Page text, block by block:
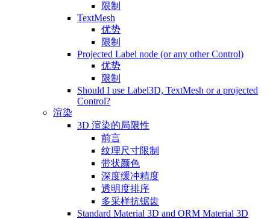
限制
TextMesh
优势
限制
Projected Label node (or any other Control)
优势
限制
Should I use Label3D, TextMesh or a projected
Control?
渲染
3D 渲染的局限性
前言
纹理尺寸限制
带状颜色
深度缓冲精度
透明度排序
多采样抗锯齿
Standard Material 3D and ORM Material 3D